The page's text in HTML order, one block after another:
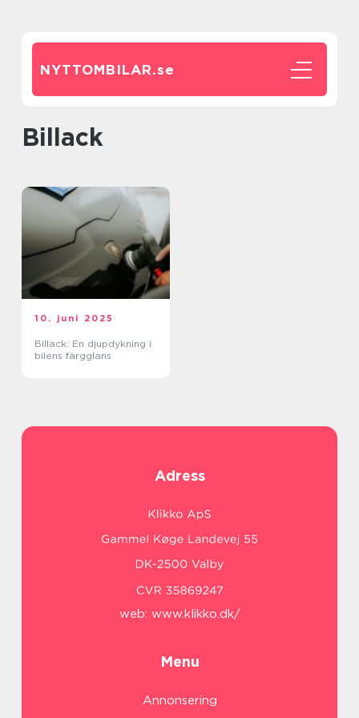
NYTTOMBILAR.se
Billack
10. juni 2025
Billack: En djupdykning i
bilens färgglans
Adress
web: www.klikko.dk/
Menu
Annonsering